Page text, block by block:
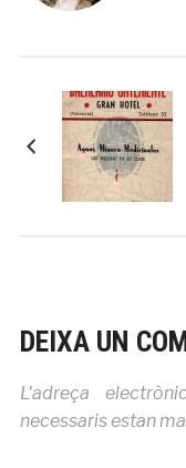
DEIXA UN
L'adreça
necessaris estan